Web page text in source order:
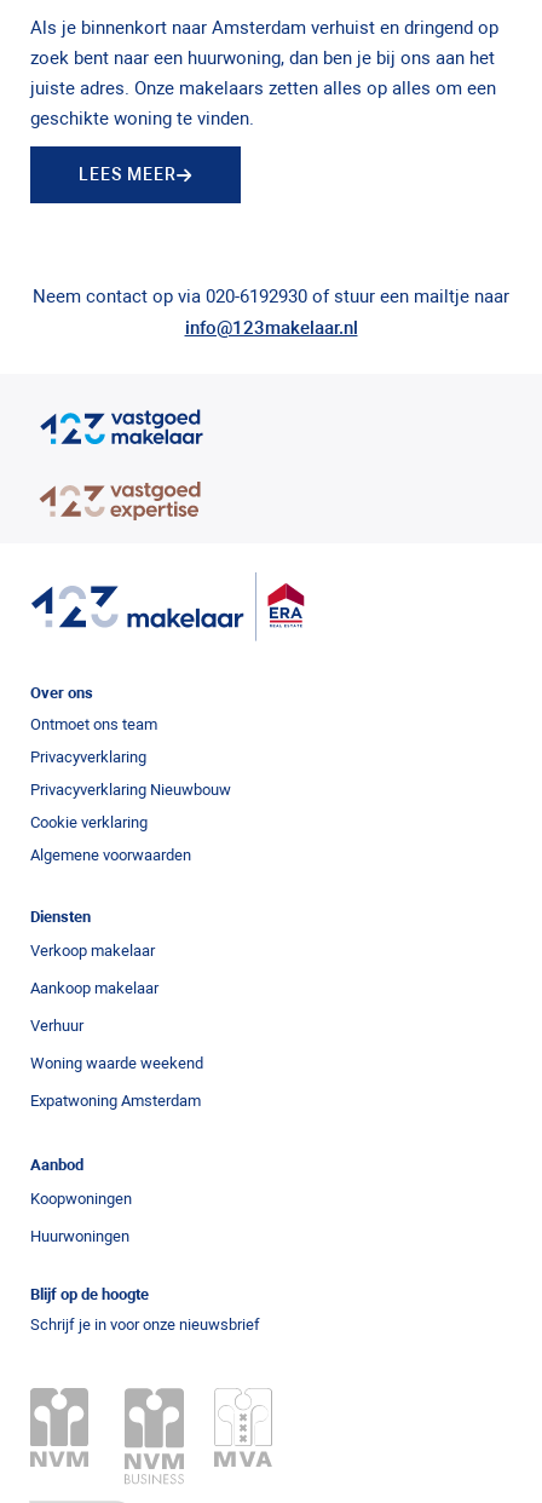
Als je binnenkort naar Amsterdam verhuist en dringend op
zoek bent naar een huurwoning, dan ben je bij ons aan het
juiste adres. Onze makelaars zetten alles op alles om een
geschikte woning te vinden.
LEES MEER
Neem contact op via 020-6192930 of stuur een mailtje naar
info@123makelaar.nl
Over ons
Ontmoet ons team
Privacyverklaring
Privacyverklaring Nieuwbouw
Cookie verklaring
Algemene voorwaarden
Diensten
Verkoop makelaar
Aankoop makelaar
Verhuur
Woning waarde weekend
Expatwoning Amsterdam
Aanbod
Koopwoningen
Huurwoningen
Blijf op de hoogte
Schrijf je in voor onze nieuwsbrief